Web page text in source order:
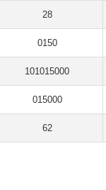
28
0150
101015000
015000
62